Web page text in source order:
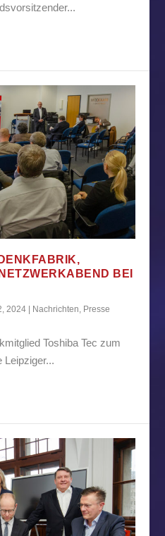
BEI
2024 | Nachrichten, Presse
Toshiba Tec zum
Leipziger...